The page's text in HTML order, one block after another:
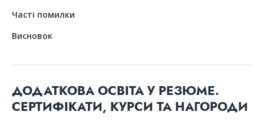
ДОДАТКОВА ОСВІТА У РЕЗЮМЕ.
СЕРТИФІКАТИ, КУРСИ ТА НАГОРОДИ
Часті помилки
Висновок